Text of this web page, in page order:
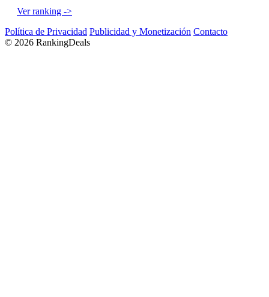
Ver ranking ->
Política de Privacidad Publicidad y Monetización Contacto
© 2026 RankingDeals